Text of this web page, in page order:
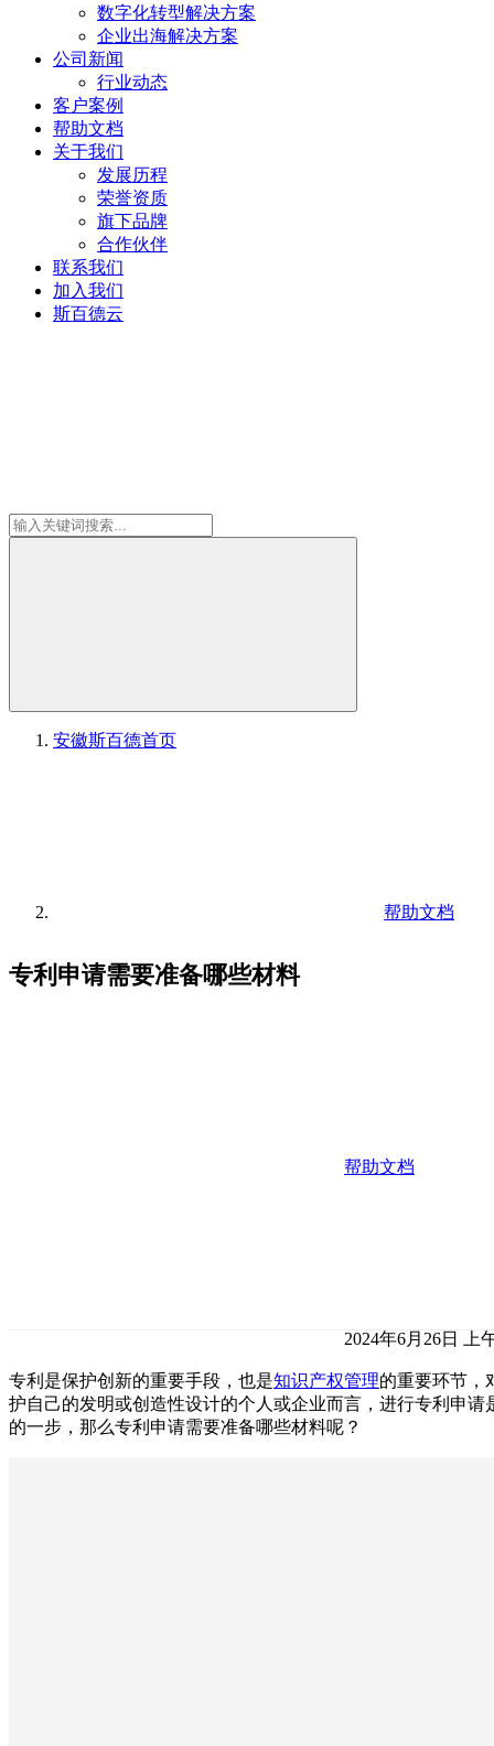
数字化转型解决方案
企业出海解决方案
公司新闻
行业动态
客户案例
帮助文档
关于我们
发展历程
荣誉资质
旗下品牌
合作伙伴
联系我们
加入我们
斯百德云
安徽斯百德首页
帮助文档
专利申请需要准备哪些材料
帮助文档
2024年6月26日 上
专利是保护创新的重要手段，也是知识产权管理的重要环节，
护自己的发明或创造性设计的个人或企业而言，进行专利申请
的一步，那么专利申请需要准备哪些材料呢？